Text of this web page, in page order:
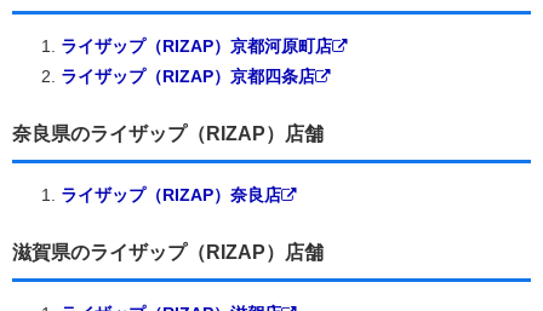
ライザップ（RIZAP）京都河原町店
ライザップ（RIZAP）京都四条店
奈良県のライザップ（RIZAP）店舗
ライザップ（RIZAP）奈良店
滋賀県のライザップ（RIZAP）店舗